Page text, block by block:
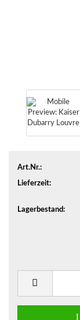
Art.Nr.:
Lieferzeit:
Lagerbestand: